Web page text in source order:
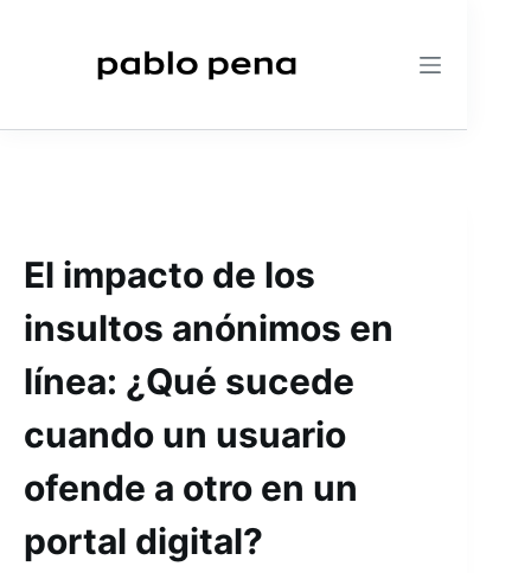
El impacto de los
insultos anónimos en
línea: ¿Qué sucede
cuando un usuario
ofende a otro en un
portal digital?